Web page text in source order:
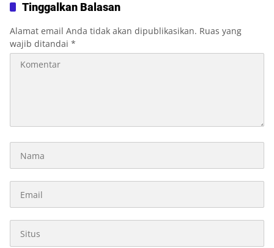
Tinggalkan Balasan
Alamat email Anda tidak akan dipublikasikan. Ruas yang
wajib ditandai *